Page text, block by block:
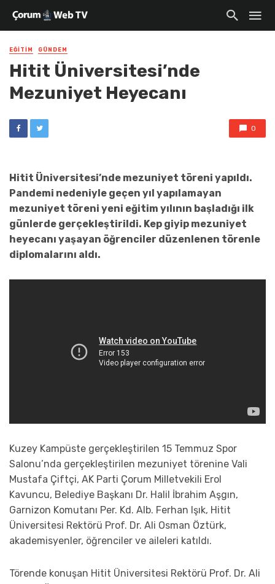
EĞITIM GÜNDEM
Hitit Üniversitesi’nde
Mezuniyet Heyecanı
0
Hitit Üniversitesi’nde mezuniyet töreni yapıldı.
Pandemi nedeniyle geçen yıl yapılamayan
mezuniyet töreni yeni eğitim yılının başladığı ilk
günlerde gerçekleştirildi. Kep giyip mezuniyet
heyecanı yaşayan öğrenciler düzenlenen törenle
diplomalarını aldı.
Kuzey Kampüste gerçekleştirilen 15 Temmuz Spor
Salonu’nda gerçekleştirilen mezuniyet törenine Vali
Mustafa Çiftçi, AK Parti Çorum Milletvekili Erol
Kavuncu, Belediye Başkanı Dr. Halil İbrahim Aşgın,
Garnizon Komutanı Per. Kd. Alb. Ferhan Işık, Hitit
Üniversitesi Rektörü Prof. Dr. Ali Osman Öztürk,
akademisyenler, öğrenciler ve aileleri katıldı.
Törende konuşan Hitit Üniversitesi Rektörü Prof. Dr. Ali